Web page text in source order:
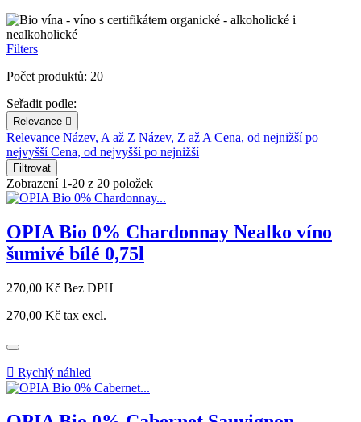
Filters
Počet produktů: 20
Seřadit podle:
Relevance 
Relevance Název, A až Z Název, Z až A Cena, od nejnižší po
nejvyššíCena, od nejvyšší po nejnižší
Filtrovat
Zobrazení 1-20 z 20 položek
OPIA Bio 0% Chardonnay Nealko víno
šumivé bílé 0,75l
Cena
270,00 Kč Bez DPH
270,00 Kč tax excl.
 Rychlý náhled